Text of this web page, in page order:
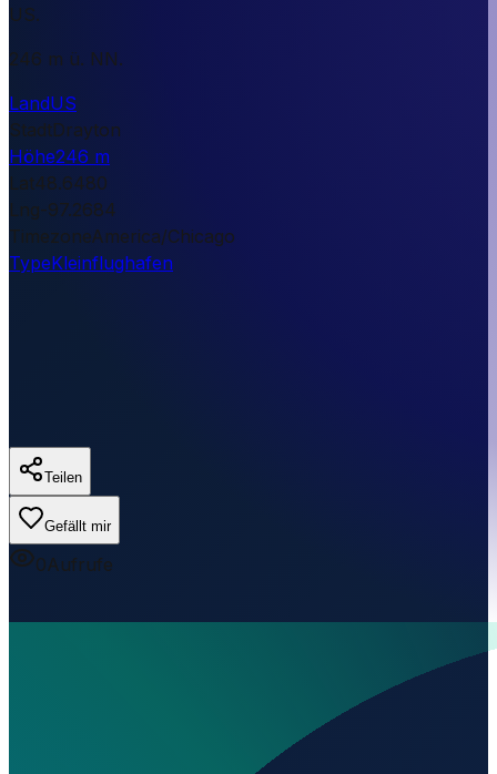
US.
246 m ü. NN.
LandUS
StadtDrayton
Höhe246 m
Lat48.6480
Lng-97.2684
TimezoneAmerica/Chicago
TypeKleinflughafen
Teilen
Gefällt mir
0Aufrufe